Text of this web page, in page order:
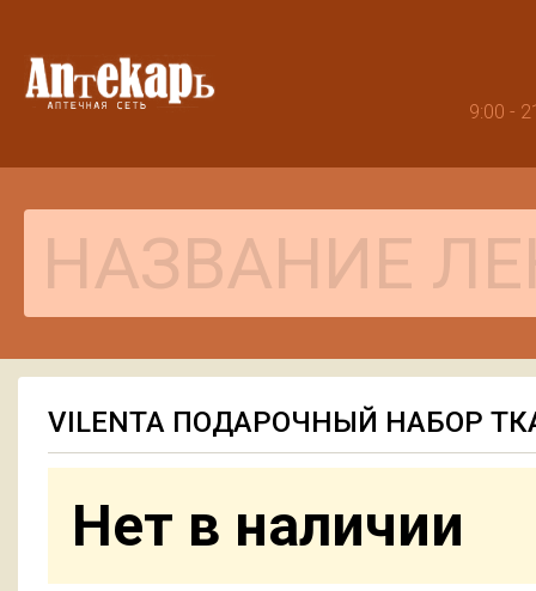
9:00 -
VILENTA ПОДАРОЧНЫЙ НАБОР
Нет в наличии